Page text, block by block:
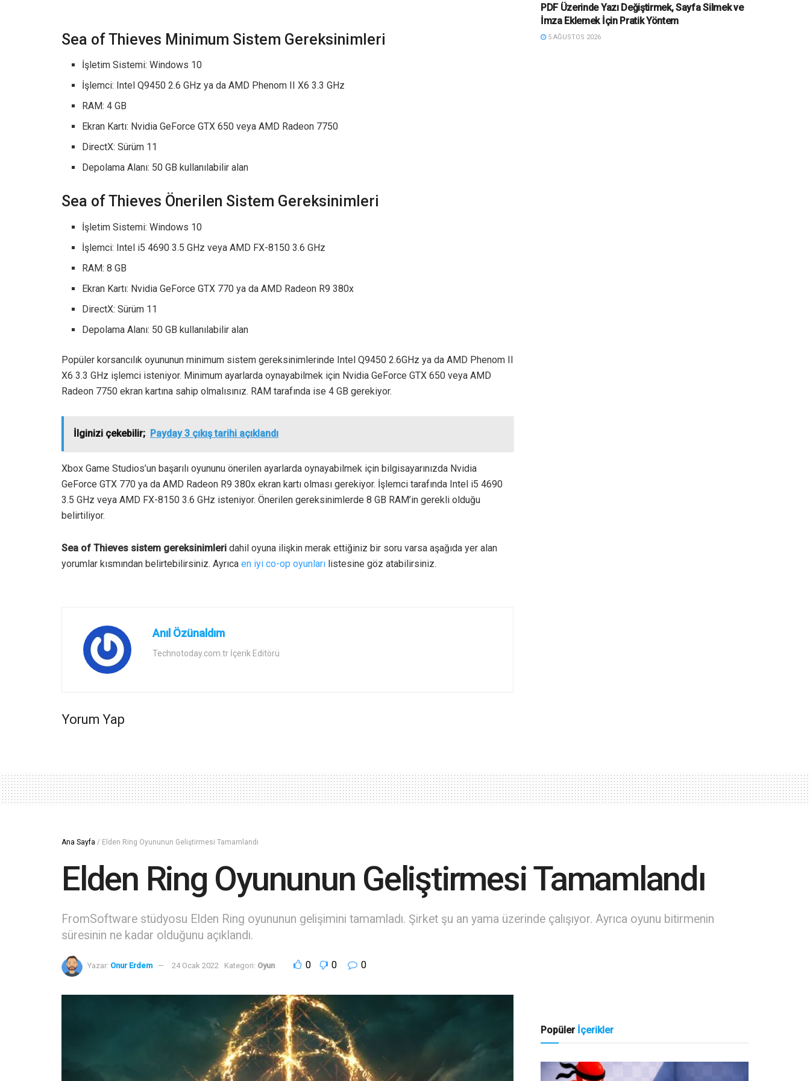
Sea of Thieves Minimum Sistem Gereksinimleri
İşletim Sistemi: Windows 10
İşlemci: Intel Q9450 2.6 GHz ya da AMD Phenom II X6 3.3 GHz
RAM: 4 GB
Ekran Kartı: Nvidia GeForce GTX 650 veya AMD Radeon 7750
DirectX: Sürüm 11
Depolama Alanı: 50 GB kullanılabilir alan
Sea of Thieves Önerilen Sistem Gereksinimleri
İşletim Sistemi: Windows 10
İşlemci: Intel i5 4690 3.5 GHz veya AMD FX-8150 3.6 GHz
RAM: 8 GB
Ekran Kartı: Nvidia GeForce GTX 770 ya da AMD Radeon R9 380x
DirectX: Sürüm 11
Depolama Alanı: 50 GB kullanılabilir alan
Popüler korsancılık oyununun minimum sistem gereksinimlerinde Intel Q9450 2.6GHz ya da AMD Phenom II
X6 3.3 GHz işlemci isteniyor. Minimum ayarlarda oynayabilmek için Nvidia GeForce GTX 650 veya AMD
Radeon 7750 ekran kartına sahip olmalısınız. RAM tarafında ise 4 GB gerekiyor.
İlginizi çekebilir; Payday 3 çıkış tarihi açıklandı
Xbox Game Studios’un başarılı oyununu önerilen ayarlarda oynayabilmek için bilgisayarınızda Nvidia
GeForce GTX 770 ya da AMD Radeon R9 380x ekran kartı olması gerekiyor. İşlemci tarafında Intel i5 4690
3.5 GHz veya AMD FX-8150 3.6 GHz isteniyor. Önerilen gereksinimlerde 8 GB RAM’in gerekli olduğu
belirtiliyor.
Sea of Thieves sistem gereksinimleri dahil oyuna ilişkin merak ettiğiniz bir soru varsa aşağıda yer alan
yorumlar kısmından belirtebilirsiniz. Ayrıca en iyi co-op oyunları listesine göz atabilirsiniz.
Anıl Özünaldım
Technotoday.com.tr İçerik Editörü
Yorum Yap
PDF Üzerinde Yazı Değiştirmek, Sayfa Silmek ve
İmza Eklemek İçin Pratik Yöntem
5 AĞUSTOS 2026
Ana Sayfa / Elden Ring Oyununun Geliştirmesi Tamamlandı
Elden Ring Oyununun Geliştirmesi Tamamlandı
FromSoftware stüdyosu Elden Ring oyununun gelişimini tamamladı. Şirket şu an yama üzerinde çalışıyor. Ayrıca oyunu bitirmenin
süresinin ne kadar olduğunu açıklandı.
Yazar: Onur Erdem 24 Ocak 2022 Kategori: Oyun 0 0 0
Popüler İçerikler